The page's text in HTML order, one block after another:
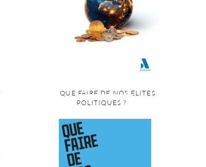
QUE FAIRE DE NOS ÉLITES
POLITIQUES ?